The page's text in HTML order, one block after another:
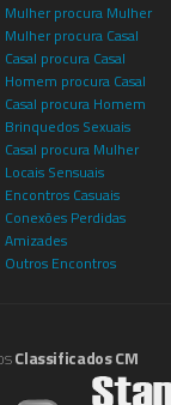
Mulher procura Mulher
Mulher procura Casal
Casal procura Casal
Homem procura Casal
Casal procura Homem
Brinquedos Sexuais
Casal procura Mulher
Locais Sensuais
Encontros Casuais
Conexões Perdidas
Amizades
Outros Encontros
Classificados CM